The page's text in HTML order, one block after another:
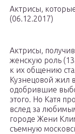
Актрисы,
(06.12.2017)
Актрисы,
женскую роль
к их общению
Кузнецовой жил
одобрившие
этого. Но Катя
вслед за
городе Жени
съемную